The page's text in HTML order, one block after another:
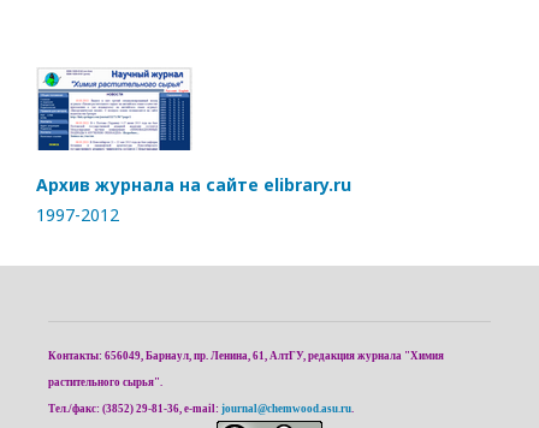
Архив журнала на сайте elibrary.ru
1997-2012
Контакты: 656049, Барнаул, пр. Ленина, 61, АлтГУ, редакция журнала "Химия
растительного сырья".
Тел./факс: (3852) 29-81-36, e-mail: journal@chemwood.asu.ru.